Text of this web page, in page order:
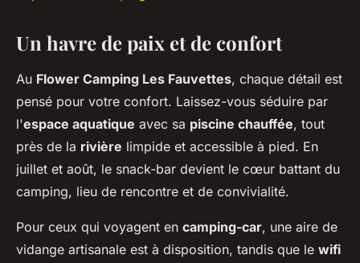
Un havre de paix et de confort
Au Flower Camping Les Fauvettes, chaque détail est
pensé pour votre confort. Laissez-vous séduire par
l'espace aquatique avec sa piscine chauffée, tout
près de la rivière limpide et accessible à pied. En
juillet et août, le snack-bar devient le cœur battant du
camping, lieu de rencontre et de convivialité.
Pour ceux qui voyagent en camping-car, une aire de
vidange artisanale est à disposition, tandis que le wifi